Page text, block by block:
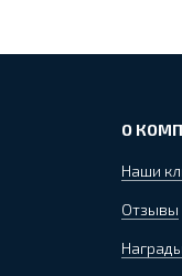
О
Наши
Отзывы
Награды